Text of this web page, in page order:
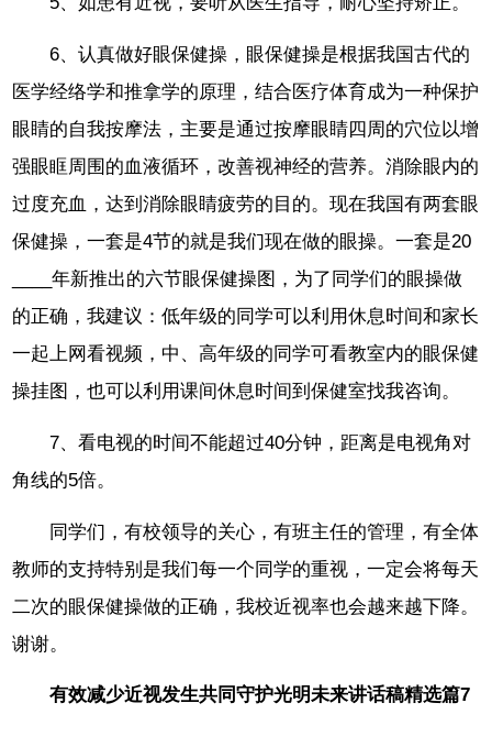
6、认真做好眼保健操，眼保健操是根据我国古代的
医学经络学和推拿学的原理，结合医疗体育成为一种保护
眼睛的自我按摩法，主要是通过按摩眼睛四周的穴位以增
强眼眶周围的血液循环，改善视神经的营养。消除眼内的
过度充血，达到消除眼睛疲劳的目的。现在我国有两套眼
保健操，一套是4节的就是我们现在做的眼操。一套是20
____年新推出的六节眼保健操图，为了同学们的眼操做
的正确，我建议：低年级的同学可以利用休息时间和家长
一起上网看视频，中、高年级的同学可看教室内的眼保健
操挂图，也可以利用课间休息时间到保健室找我咨询。
7、看电视的时间不能超过40分钟，距离是电视角对
角线的5倍。
同学们，有校领导的关心，有班主任的管理，有全体
教师的支持特别是我们每一个同学的重视，一定会将每天
二次的眼保健操做的正确，我校近视率也会越来越下降。
谢谢。
有效减少近视发生共同守护光明未来讲话稿精选篇7